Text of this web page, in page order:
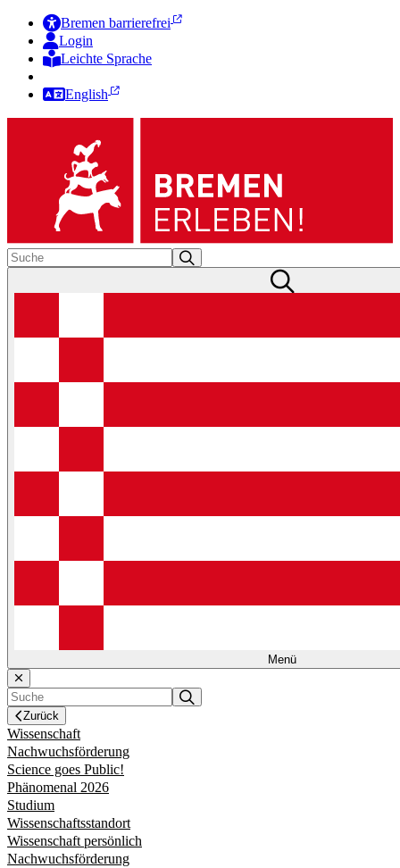
Bremen barrierefrei
Login
Leichte Sprache
English
Menü
Zurück
Wissenschaft
Nachwuchsförderung
Science goes Public!
Phänomenal 2026
Studium
Wissenschaftsstandort
Wissenschaft persönlich
Nachwuchsförderung